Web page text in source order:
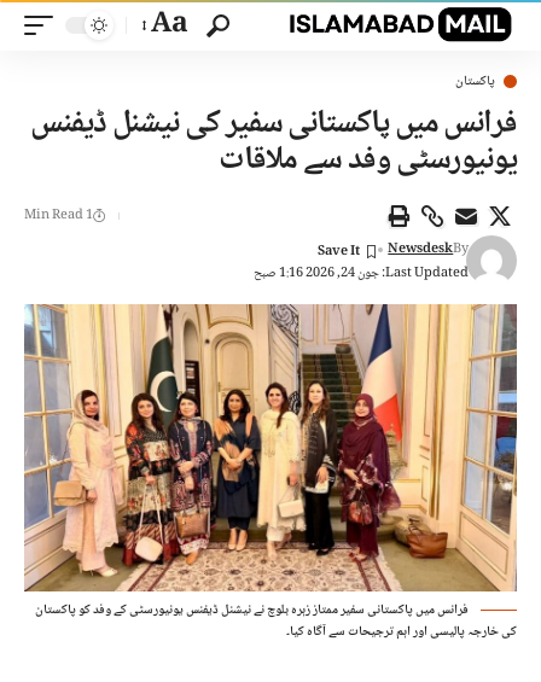
Aa
پاکستان
فرانس میں پاکستانی سفیر کی نیشنل ڈیفنس
یونیورسٹی وفد سے ملاقات
Last Updated: جون 24, 2026 1:16 صبح
By
Newsdesk
1 Min Read
فرانس میں پاکستانی سفیر ممتاز زہرہ بلوچ نے نیشنل ڈیفنس یونیورسٹی کے وفد کو پاکستان
کی خارجہ پالیسی اور اہم ترجیحات سے آگاہ کیا۔